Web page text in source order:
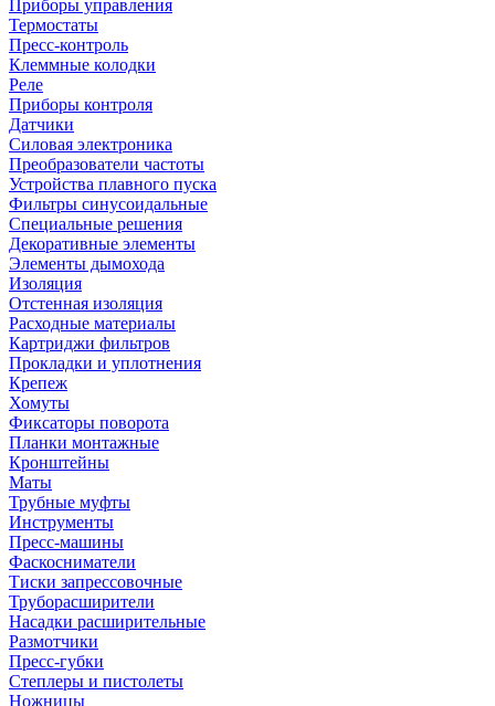
Приборы управления
Термостаты
Пресс-контроль
Клеммные колодки
Реле
Приборы контроля
Датчики
Силовая электроника
Преобразователи частоты
Устройства плавного пуска
Фильтры синусоидальные
Специальные решения
Декоративные элементы
Элементы дымохода
Изоляция
Отстенная изоляция
Расходные материалы
Картриджи фильтров
Прокладки и уплотнения
Крепеж
Хомуты
Фиксаторы поворота
Планки монтажные
Кронштейны
Маты
Трубные муфты
Инструменты
Пресс-машины
Фаскосниматели
Тиски запрессовочные
Труборасширители
Насадки расширительные
Размотчики
Пресс-губки
Степлеры и пистолеты
Ножницы